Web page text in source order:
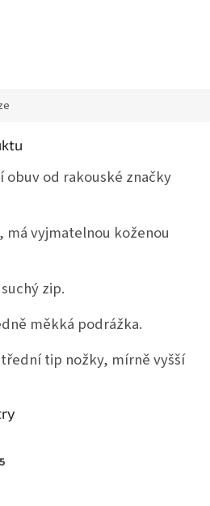
obuv od rakouské značky
má vyjmatelnou koženou
zip.
měkká podrážka.
tip nožky, mírně vyšší